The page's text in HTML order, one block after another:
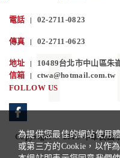
電話 02-2711-0823
傳真 02-2711-0623
地址
10489台北市中山區朱
信箱
ctwa@hotmail.com.tw
FOLLOW US
Copyright © 2019 中華民國
為提供您最佳的網站使用
或第三方的Cookie，以作